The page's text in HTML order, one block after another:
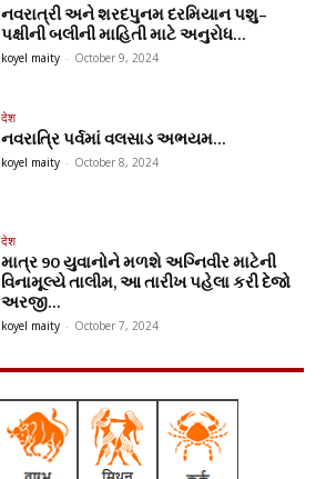
નવરાત્રી અને શરદપુનમ દરમિયાન પશુ–
પક્ષીની બલીની માહિતી માટે અનુરોધ…
koyel maity - October 9, 2024
देश
નવરાત્રિ પર્વમાં વલસાડ અભયમ…
koyel maity - October 8, 2024
देश
માત્ર 90 યુવાનોને મળશે અગ્નિવીર માટેની
વિનામૂલ્યે તાલીમ, આ તારીખ પહેલા કરી દેજો
અરજી…
koyel maity - October 7, 2024